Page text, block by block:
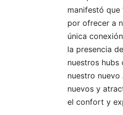
manifestó que
por ofrecer a
única
la presencia
nuestros hubs
nuestro nuevo
nuevos y
el confort y